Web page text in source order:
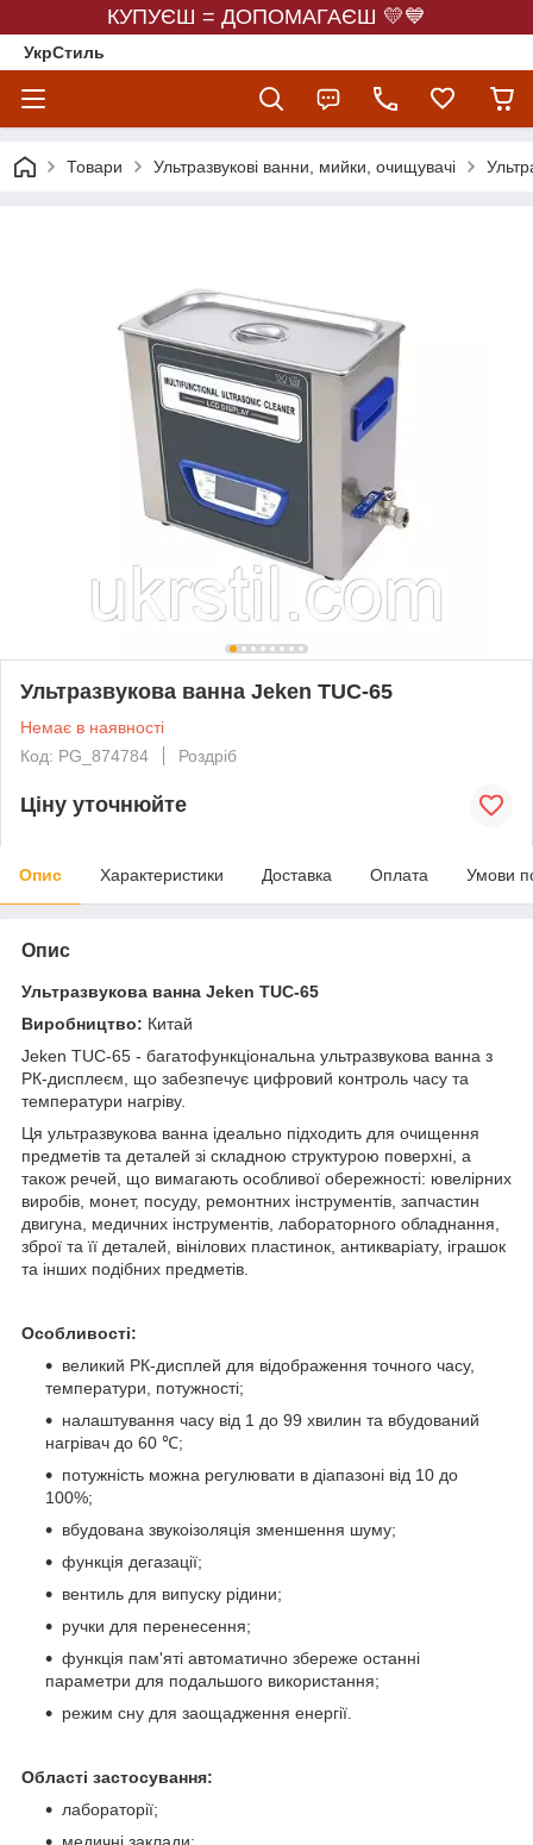
КУПУЄШ = ДОПОМАГАЄШ 💛💙
УкрСтиль
Товари Ультразвукові ванни, мийки, очищувачі
Ультразвукова ванна Jeken TUC-65
Немає в наявності
Код: PG_874784
Роздріб
Ціну уточнюйте
Опис Характеристики Доставка Оплата Умови
Опис
Ультразвукова ванна Jeken TUC-65
Виробництво: Китай
Jeken TUC-65 - багатофункціональна ультразвукова ванна з
РК-дисплеєм, що забезпечує цифровий контроль часу та
температури нагріву.
Ця ультразвукова ванна ідеально підходить для очищення
предметів та деталей зі складною структурою поверхні, а
також речей, що вимагають особливої обережності: ювелірних
виробів, монет, посуду, ремонтних інструментів, запчастин
двигуна, медичних інструментів, лабораторного обладнання,
зброї та її деталей, вінілових пластинок, антикваріату, іграшок
та інших подібних предметів.
Особливості:
великий РК-дисплей для відображення точного часу,
температури, потужності;
налаштування часу від 1 до 99 хвилин та вбудований
нагрівач до 60 ℃;
потужність можна регулювати в діапазоні від 10 до
100%;
вбудована звукоізоляція зменшення шуму;
функція дегазації;
вентиль для випуску рідини;
ручки для перенесення;
функція пам'яті автоматично збереже останні
параметри для подальшого використання;
режим сну для заощадження енергії.
Області застосування:
лабораторії;
медичні заклади;